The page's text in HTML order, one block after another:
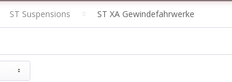
ST Suspensions ST XA Gewindefahrwerke